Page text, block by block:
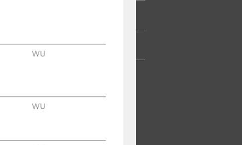
UNTERNEHMEN
WU
WU